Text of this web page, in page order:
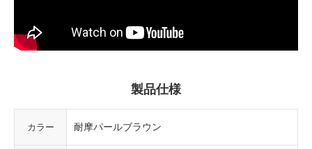
製品仕様
カラー 耐摩パールブラウン